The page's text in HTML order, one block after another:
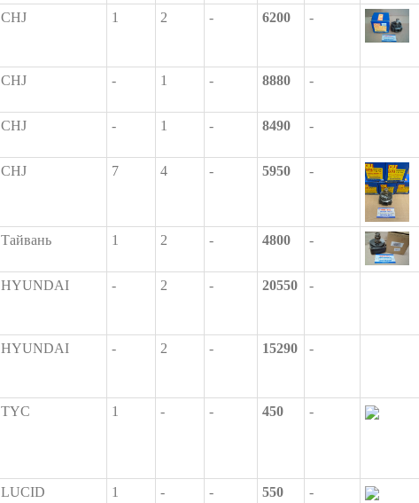
CHJ 1 2 - 6200 -
CHJ - 1 - 8880 -
CHJ - 1 - 8490 -
CHJ 7 4 - 5950 -
Тайвань 1 2 - 4800 -
HYUNDAI - 2 - 20550 -
HYUNDAI - 2 - 15290 -
TYC 1 - - 450 -
LUCID 1 - - 550 -